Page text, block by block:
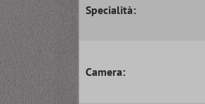
Specialità:
Camera: